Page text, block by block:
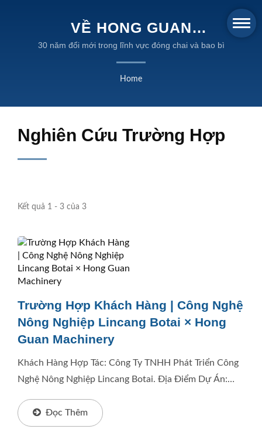
VỀ HONG GUAN
MACHINERY
30 năm đổi mới trong lĩnh vực đóng chai và bao bì
Home
Nghiên Cứu Trường Hợp
Kết quả 1 - 3 của 3
Trường Hợp Khách Hàng | Công Nghệ
Nông Nghiệp Lincang Botai × Hong
Guan Machinery
Khách Hàng Hợp Tác: Công Ty TNHH Phát Triển Công
Nghệ Nông Nghiệp Lincang Botai. Địa Điểm Dự Án:
Hình Thiết Bị:...
Đọc Thêm